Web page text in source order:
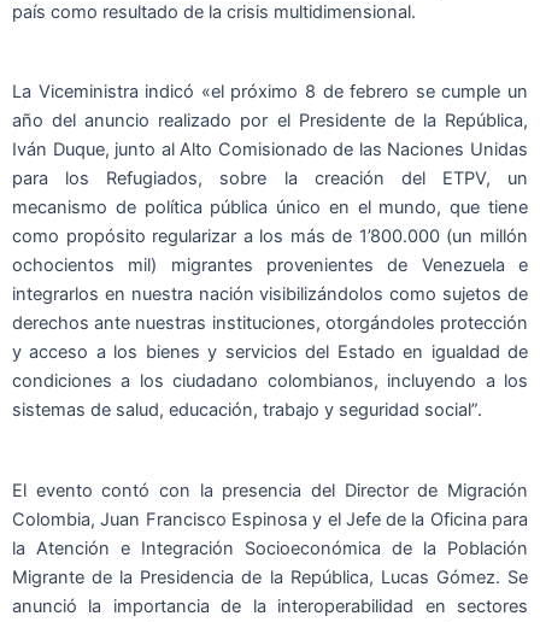
país como resultado de la crisis multidimensional.
La Viceministra indicó «el próximo 8 de febrero se cumple un
año del anuncio realizado por el Presidente de la República,
Iván Duque, junto al Alto Comisionado de las Naciones Unidas
para los Refugiados, sobre la creación del ETPV, un
mecanismo de política pública único en el mundo, que tiene
como propósito regularizar a los más de 1’800.000 (un millón
ochocientos mil) migrantes provenientes de Venezuela e
integrarlos en nuestra nación visibilizándolos como sujetos de
derechos ante nuestras instituciones, otorgándoles protección
y acceso a los bienes y servicios del Estado en igualdad de
condiciones a los ciudadano colombianos, incluyendo a los
sistemas de salud, educación, trabajo y seguridad social”.
El evento contó con la presencia del Director de Migración
Colombia, Juan Francisco Espinosa y el Jefe de la Oficina para
la Atención e Integración Socioeconómica de la Población
Migrante de la Presidencia de la República, Lucas Gómez. Se
anunció la importancia de la interoperabilidad en sectores